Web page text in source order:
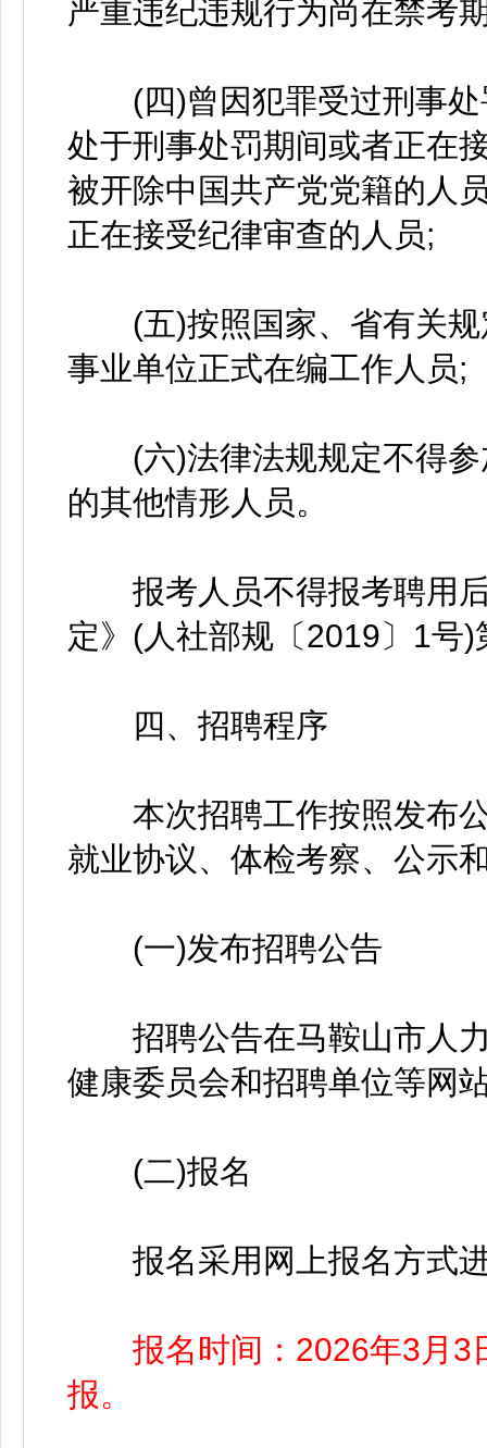
严重违纪违规行为尚在禁考
(四)曾因犯罪受过刑事处
处于刑事处罚期间或者正在
被开除中国共产党党籍的人
正在接受纪律审查的人员;
(五)按照国家、省有关规
事业单位正式在编工作人员;
(六)法律法规规定不得参
的其他情形人员。
报考人员不得报考聘用后
定》(人社部规〔2019〕1号
四、招聘程序
本次招聘工作按照发布公
就业协议、体检考察、公示
(一)发布招聘公告
招聘公告在马鞍山市人力
健康委员会和招聘单位等网
(二)报名
报名采用网上报名方式
报名时间：2026年3月3
报。